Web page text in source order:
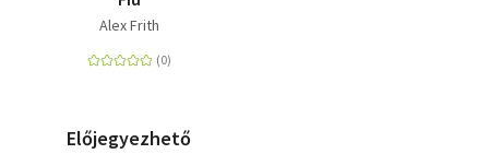
Alex Frith
Előjegyezhető